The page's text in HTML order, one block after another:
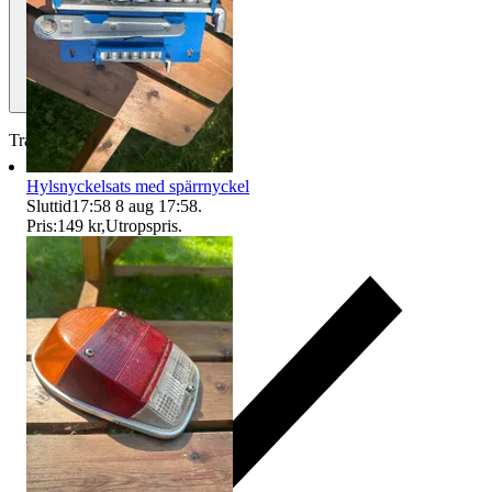
Traderas köparskydd
Hylsnyckelsats med spärrnyckel
Sluttid17:58 8 aug 17:58.
Pris:149 kr,Utropspris.